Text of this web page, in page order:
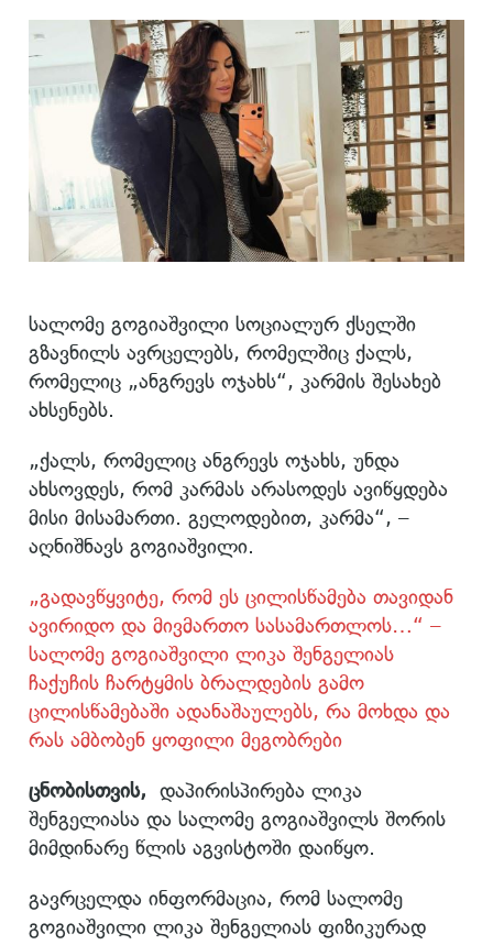
სალომე გოგიაშვილი სოციალურ ქსელში
გზავნილს ავრცელებს, რომელშიც ქალს,
რომელიც „ანგრევს ოჯახს“, კარმის შესახებ
ახსენებს.
„ქალს, რომელიც ანგრევს ოჯახს, უნდა
ახსოვდეს, რომ კარმას არასოდეს ავიწყდება
მისი მისამართი. გელოდებით, კარმა“, –
აღნიშნავს გოგიაშვილი.
„გადავწყვიტე, რომ ეს ცილისწამება თავიდან
ავირიდო და მივმართო სასამართლოს…“ –
სალომე გოგიაშვილი ლიკა შენგელიას
ჩაქუჩის ჩარტყმის ბრალდების გამო
ცილისწამებაში ადანაშაულებს, რა მოხდა და
რას ამბობენ ყოფილი მეგობრები
ცნობისთვის, დაპირისპირება ლიკა
შენგელიასა და სალომე გოგიაშვილს შორის
მიმდინარე წლის აგვისტოში დაიწყო.
გავრცელდა ინფორმაცია, რომ სალომე
გოგიაშვილი ლიკა შენგელიას ფიზიკურად